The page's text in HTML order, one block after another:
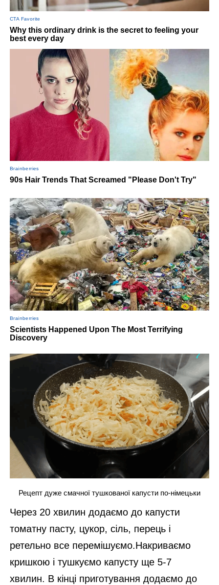
Рецепт дуже смачної тушкованої капусти по-німецьки
Через 20 хвилин додаємо до капусти
томатну пасту, цукор, сіль, перець і
ретельно все перемішуємо.Накриваємо
кришкою і тушкуємо капусту ще 5-7
хвилин. В кінці приготування додаємо до